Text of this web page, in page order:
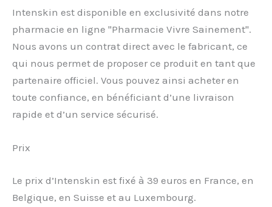
Intenskin est disponible en exclusivité dans notre
pharmacie en ligne "Pharmacie Vivre Sainement".
Nous avons un contrat direct avec le fabricant, ce
qui nous permet de proposer ce produit en tant que
partenaire officiel. Vous pouvez ainsi acheter en
toute confiance, en bénéficiant d’une livraison
rapide et d’un service sécurisé.
Prix
Le prix d’Intenskin est fixé à 39 euros en France, en
Belgique, en Suisse et au Luxembourg.